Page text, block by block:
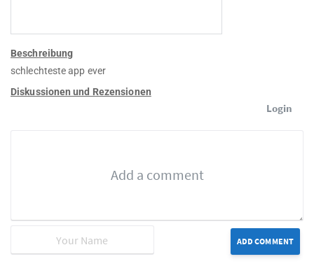
Beschreibung
schlechteste app ever
Diskussionen und Rezensionen
Login
ADD COMMENT